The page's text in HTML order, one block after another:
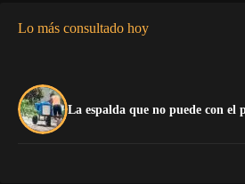
Lo más consultado hoy
La espalda que no puede con el